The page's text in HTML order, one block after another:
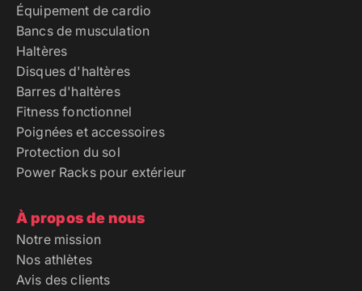
Équipement de cardio
Bancs de musculation
Haltères
Disques d'haltères
Barres d'haltères
Fitness fonctionnel
Poignées et accessoires
Protection du sol
Power Racks pour extérieur
À propos de nous
Notre mission
Nos athlètes
Avis des clients